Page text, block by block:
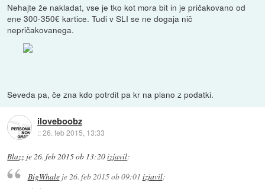
Nehajte že nakladat, vse je tko kot mora bit in je pričakovano od
ene 300-350€ kartice. Tudi v SLI se ne dogaja nič
nepričakovanega.
Seveda pa, če zna kdo potrdit pa kr na plano z podatki.
iloveboobz
::26. feb 2015, 13:33
Blazz je26. feb 2015 ob 13:20izjavil:
BigWhaleje 26. feb 2015 ob 09:01 izjavil: